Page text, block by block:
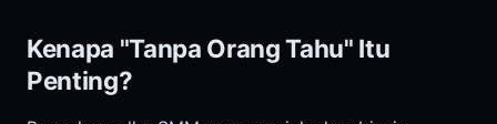
Kenapa "Tanpa Orang Tahu" Itu
Penting?